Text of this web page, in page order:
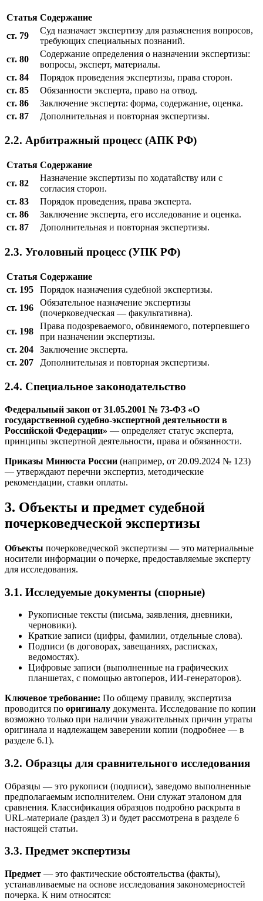
Статья Содержание
ст. 79
Суд назначает экспертизу для разъяснения вопросов,
требующих специальных познаний.
ст. 80
Содержание определения о назначении экспертизы:
вопросы, эксперт, материалы.
ст. 84
Порядок проведения экспертизы, права сторон.
ст. 85
Обязанности эксперта, право на отвод.
ст. 86
Заключение эксперта: форма, содержание, оценка.
ст. 87
Дополнительная и повторная экспертизы.
2.2. Арбитражный процесс (АПК РФ)
Статья Содержание
ст. 82
Назначение экспертизы по ходатайству или с
согласия сторон.
ст. 83
Порядок проведения, права эксперта.
ст. 86
Заключение эксперта, его исследование и оценка.
ст. 87
Дополнительная и повторная экспертизы.
2.3. Уголовный процесс (УПК РФ)
Статья Содержание
ст. 195
Порядок назначения судебной экспертизы.
ст. 196
Обязательное назначение экспертизы
(почерковедческая — факультативна).
ст. 198
Права подозреваемого, обвиняемого, потерпевшего
при назначении экспертизы.
ст. 204
Заключение эксперта.
ст. 207
Дополнительная и повторная экспертизы.
2.4. Специальное законодательство
Федеральный закон от 31.05.2001 № 73-ФЗ «О
государственной судебно-экспертной деятельности в
Российской Федерации» — определяет статус эксперта,
принципы экспертной деятельности, права и обязанности.
Приказы Минюста России (например, от 20.09.2024 № 123)
— утверждают перечни экспертиз, методические
рекомендации, ставки оплаты.
3. Объекты и предмет судебной
почерковедческой экспертизы
Объекты почерковедческой экспертизы — это материальные
носители информации о почерке, предоставляемые эксперту
для исследования.
3.1. Исследуемые документы (спорные)
Рукописные тексты (письма, заявления, дневники,
черновики).
Краткие записи (цифры, фамилии, отдельные слова).
Подписи (в договорах, завещаниях, расписках,
ведомостях).
Цифровые записи (выполненные на графических
планшетах, с помощью автоперов, ИИ-генераторов).
Ключевое требование: По общему правилу, экспертиза
проводится по оригиналу документа. Исследование по копии
возможно только при наличии уважительных причин утраты
оригинала и надлежащем заверении копии (подробнее — в
разделе 6.1).
3.2. Образцы для сравнительного исследования
Образцы — это рукописи (подписи), заведомо выполненные
предполагаемым исполнителем. Они служат эталоном для
сравнения. Классификация образцов подробно раскрыта в
URL-материале (раздел 3) и будет рассмотрена в разделе 6
настоящей статьи.
3.3. Предмет экспертизы
Предмет — это фактические обстоятельства (факты),
устанавливаемые на основе исследования закономерностей
почерка. К ним относятся: